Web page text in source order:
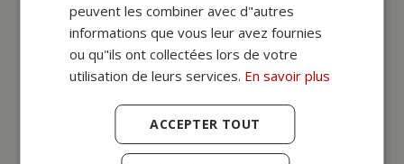
Maison pour enfant:
Sécurité et Confort
Nos maisons pour enfants offrent des garanties
étendues et des systèmes de sécurité uniques.
En tant que fabricant, nous pouvons décider de
toute variable dans le processus de production
peuvent les combiner avec d"autres
informations que vous leur avez fournies
ou qu"ils ont collectées lors de votre
utilisation de leurs services. En savoir plus
ACCEPTER TOUT